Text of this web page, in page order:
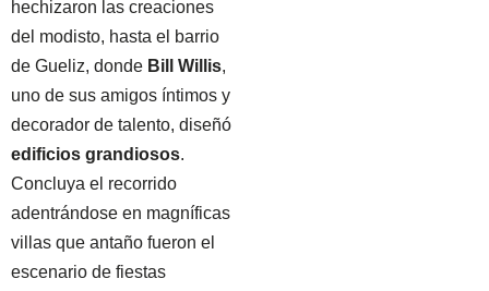
hechizaron las creaciones
del modisto, hasta el barrio
de Gueliz, donde Bill Willis,
uno de sus amigos íntimos y
decorador de talento, diseñó
edificios grandiosos.
Concluya el recorrido
adentrándose en magníficas
villas que antaño fueron el
escenario de fiestas